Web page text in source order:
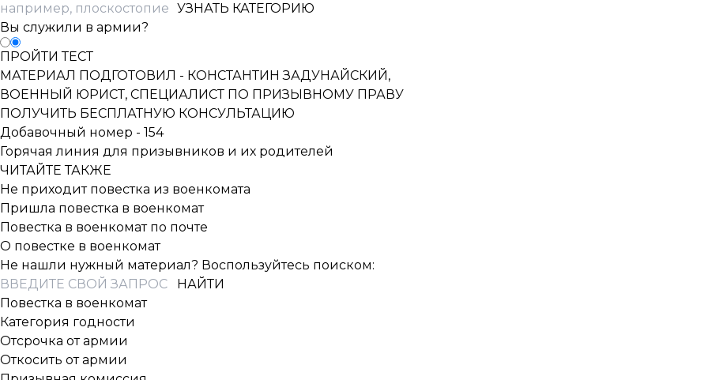
УЗНАТЬ КАТЕГОРИЮ
Вы служили в армии?
ПРОЙТИ ТЕСТ
МАТЕРИАЛ ПОДГОТОВИЛ - КОНСТАНТИН ЗАДУНАЙСКИЙ,
ВОЕННЫЙ ЮРИСТ, СПЕЦИАЛИСТ ПО ПРИЗЫВНОМУ ПРАВУ
ПОЛУЧИТЬ БЕСПЛАТНУЮ КОНСУЛЬТАЦИЮ
Добавочный номер - 154
Горячая линия для призывников и их родителей
ЧИТАЙТЕ ТАКЖЕ
Не приходит повестка из военкомата
Пришла повестка в военкомат
Повестка в военкомат по почте
О повестке в военкомат
Не нашли нужный материал? Воспользуйтесь поиском:
Повестка в военкомат
Категория годности
Отсрочка от армии
Откосить от армии